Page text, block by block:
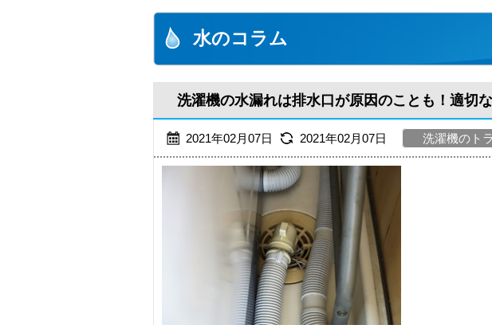
水のコラム
洗濯機の水漏れは排水口が原因のことも！適切
2021年02月07日 2021年02月07日 洗濯機のト